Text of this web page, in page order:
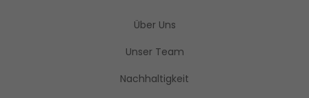
Über Uns
Unser Team
Nachhaltigkeit